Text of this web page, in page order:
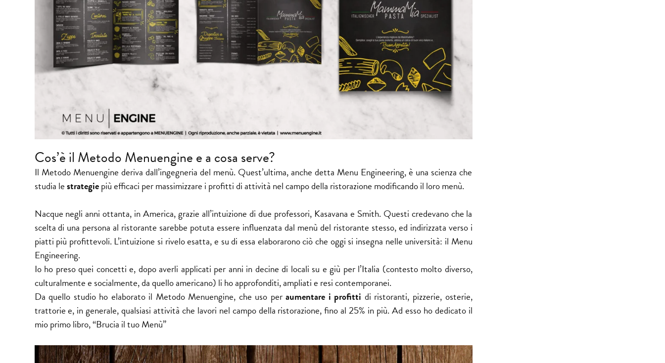
Cos’è il Metodo Menuengine e a cosa serve?
Il Metodo Menuengine deriva dall’ingegneria del menù. Quest’ultima, anche detta Menu Engineering, è una scienza che
studia lestrategiepiù efficaci per massimizzare i profitti di attività nel campo della ristorazione modificando il loro menù.
Nacque negli anni ottanta, in America, grazie all’intuizione di due professori, Kasavana e Smith. Questi credevano che la
scelta di una persona al ristorante sarebbe potuta essere influenzata dal menù del ristorante stesso, ed indirizzata verso i
piatti più profittevoli. L’intuizione si rivelo esatta, e su di essa elaborarono ciò che oggi si insegna nelle università: il Menu
Engineering.
Io ho preso quei concetti e, dopo averli applicati per anni in decine di locali su e giù per l’Italia (contesto molto diverso,
culturalmente e socialmente, da quello americano) li ho approfonditi, ampliati e resi contemporanei.
Da quello studio ho elaborato il Metodo Menuengine, che uso peraumentare i profitti di ristoranti, pizzerie, osterie,
trattorie e, in generale, qualsiasi attività che lavori nel campo della ristorazione, fino al 25% in più. Ad esso ho dedicato il
mio primo libro, “Brucia il tuo Menù”